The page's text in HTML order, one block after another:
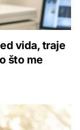
vida, traje
što me